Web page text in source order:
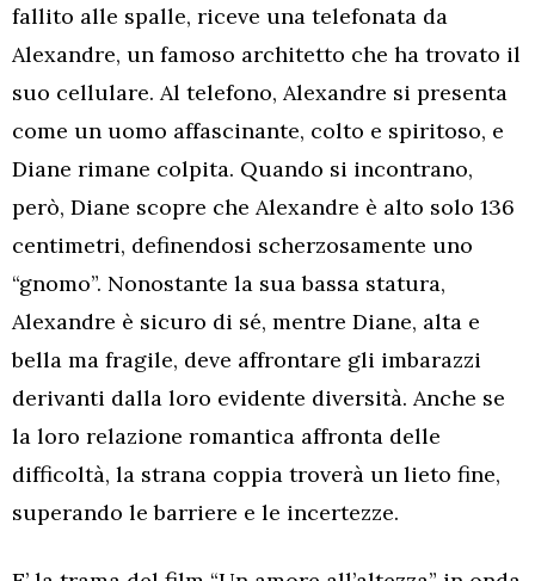
fallito alle spalle, riceve una telefonata da
Alexandre, un famoso architetto che ha trovato il
suo cellulare. Al telefono, Alexandre si presenta
come un uomo affascinante, colto e spiritoso, e
Diane rimane colpita. Quando si incontrano,
però, Diane scopre che Alexandre è alto solo 136
centimetri, definendosi scherzosamente uno
“gnomo”. Nonostante la sua bassa statura,
Alexandre è sicuro di sé, mentre Diane, alta e
bella ma fragile, deve affrontare gli imbarazzi
derivanti dalla loro evidente diversità. Anche se
la loro relazione romantica affronta delle
difficoltà, la strana coppia troverà un lieto fine,
superando le barriere e le incertezze.